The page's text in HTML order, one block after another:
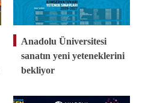
Anadolu Üniversitesi
sanatın yeni yeteneklerini
bekliyor